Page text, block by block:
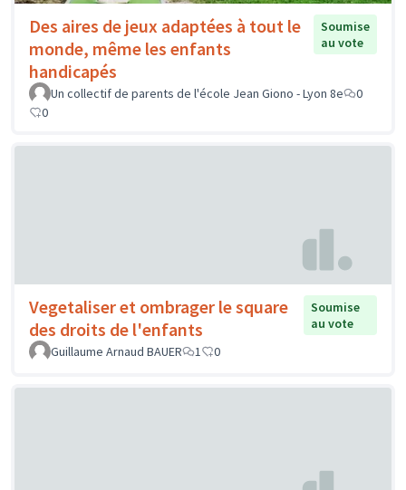
Des aires de jeux adaptées à tout le
monde, même les enfants
handicapés
Soumise
au vote
Un collectif de parents de l'école Jean Giono - Lyon 8e
0
0
Vegetaliser et ombrager le square
des droits de l'enfants
Soumise
au vote
Guillaume Arnaud BAUER
1 0